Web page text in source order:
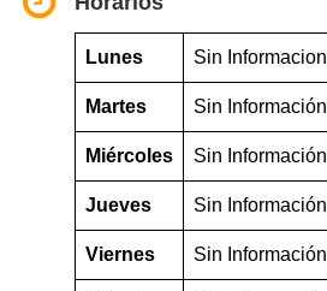
Lunes Sin Informacion
Martes Sin Información
Miércoles Sin Información
Jueves Sin Información
Viernes Sin Información